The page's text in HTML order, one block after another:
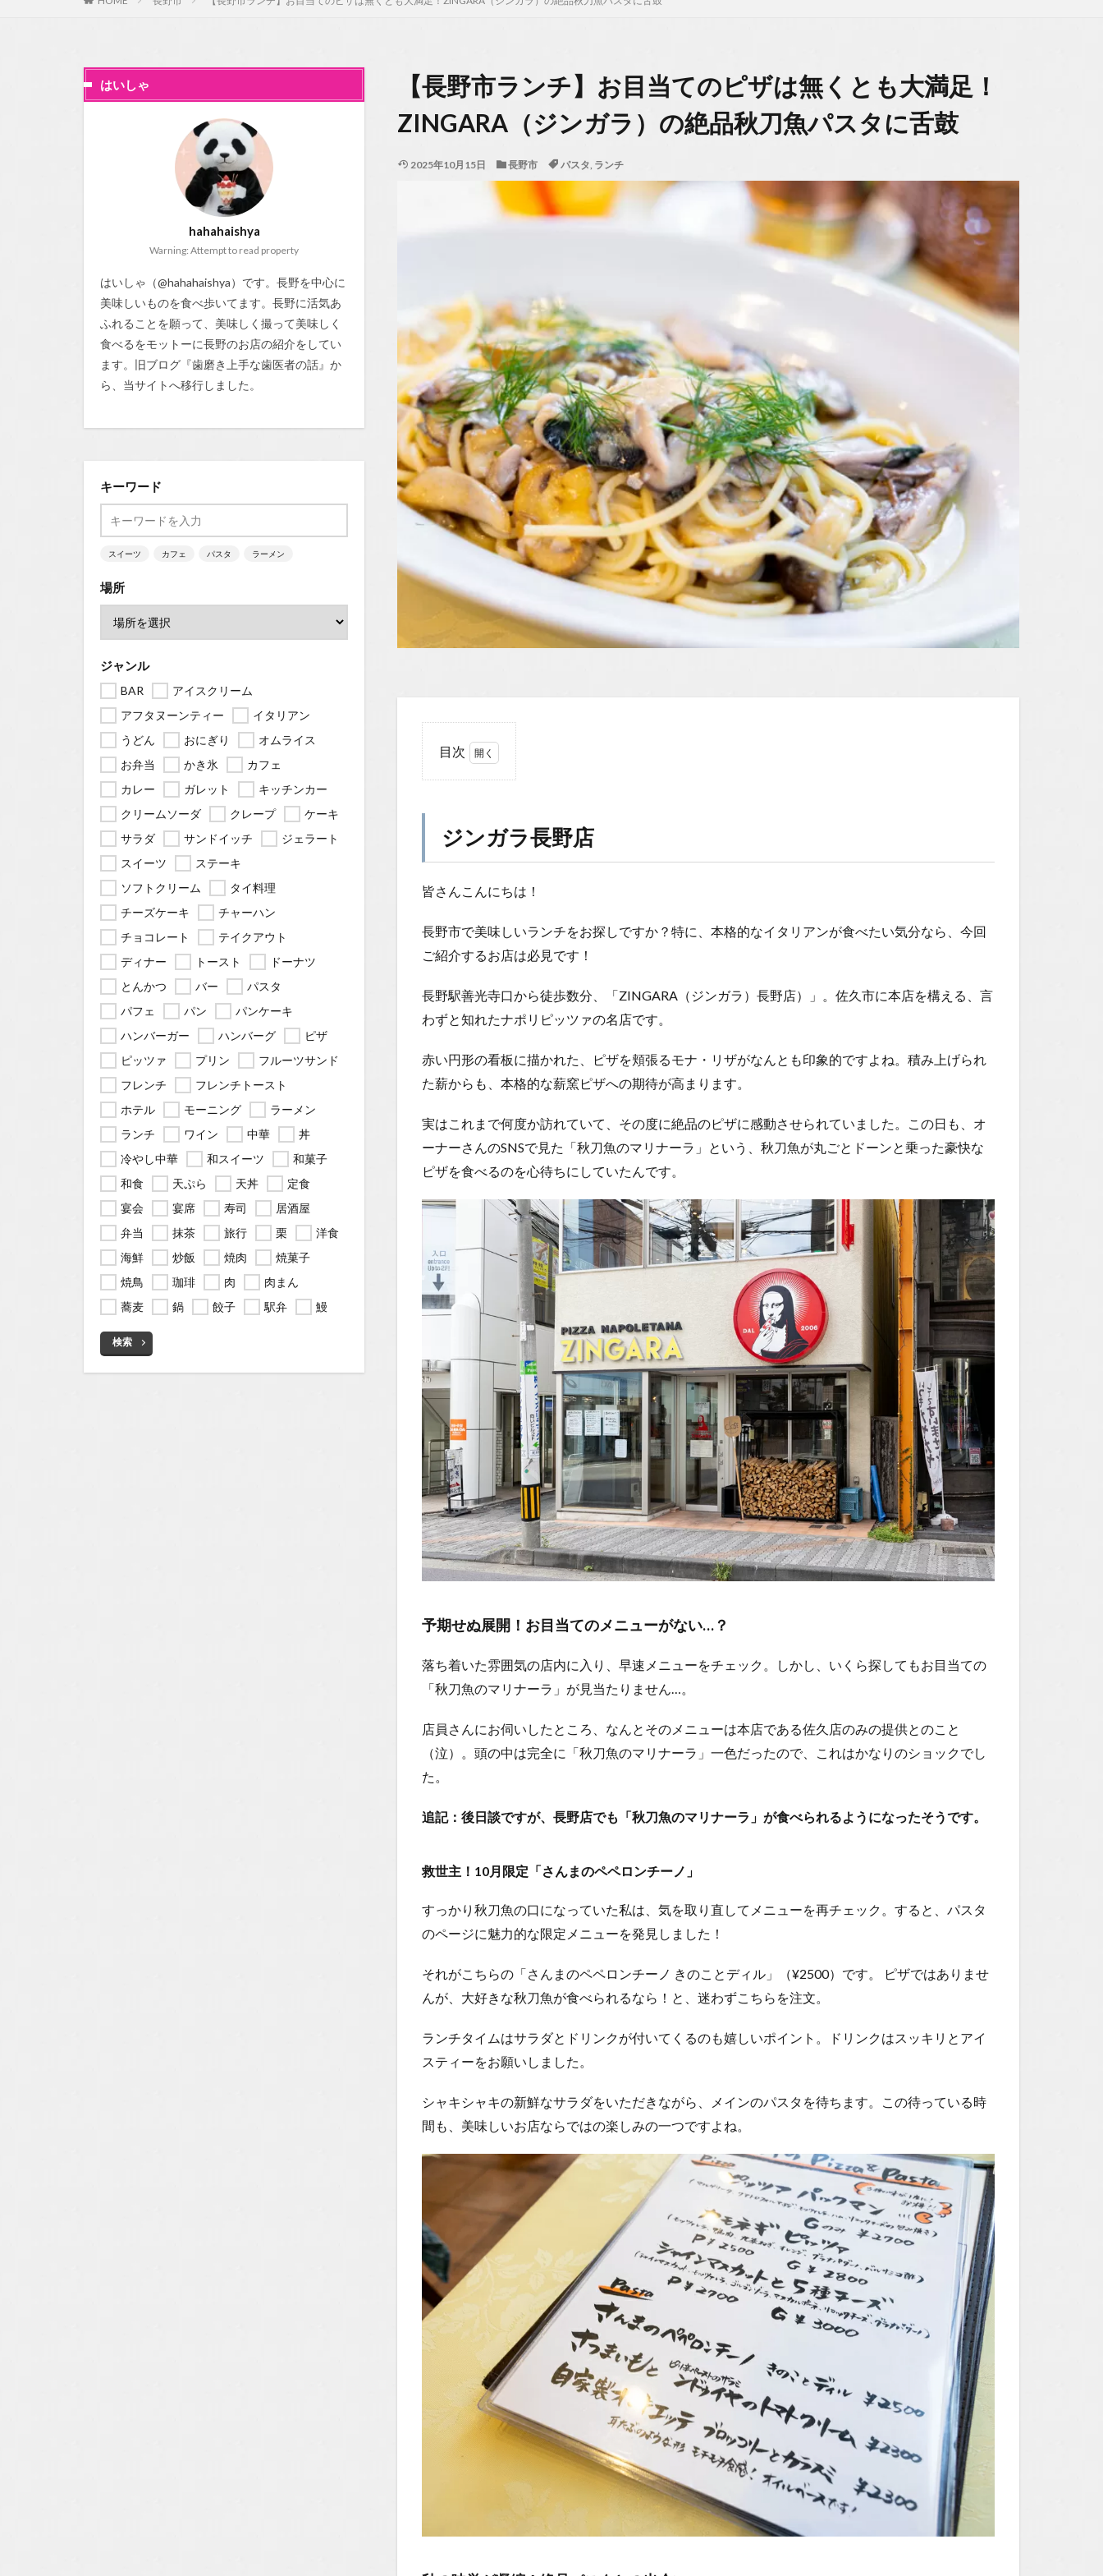
【長野市ランチ】お目当てのピザは無くとも大満足！
ZINGARA（ジンガラ）の絶品秋刀魚パスタに舌鼓
2025年10月15日 長野市 パスタ, ランチ
目次
ガ
ラ
長
店
1.0.1
ぬ展
目当て
のメニ
ューが
い…？
1.0.1.1
10月限定
「さんま
のペペロ
ンチー
ノ」
秋の味
品パス
タとの
1.0.3
ま
ザだけじ
ゃない！
ZINGARA
はパスタ
も最高で
1.1
場所
1.2
You
1.2.1
ゃの食
You
ャンネ
ル
ジンガラ長野店
皆さんこんにちは！
長野市で美味しいランチをお探しですか？特に、本格的なイタリアンが食べたい気分なら、今回
ご紹介するお店は必見です！
長野駅善光寺口から徒歩数分、「ZINGARA（ジンガラ）長野店）」。佐久市に本店を構える、言
わずと知れたナポリピッツァの名店です。
赤い円形の看板に描かれた、ピザを頬張るモナ・リザがなんとも印象的ですよね。積み上げられ
た薪からも、本格的な薪窯ピザへの期待が高まります。
実はこれまで何度か訪れていて、その度に絶品のピザに感動させられていました。この日も、オ
ーナーさんのSNSで見た「秋刀魚のマリナーラ」という、秋刀魚が丸ごとドーンと乗った豪快な
ピザを食べるのを心待ちにしていたんです。
予期せぬ展開！お目当てのメニューがない…？
落ち着いた雰囲気の店内に入り、早速メニューをチェック。しかし、いくら探してもお目当ての
「秋刀魚のマリナーラ」が見当たりません…。
店員さんにお伺いしたところ、なんとそのメニューは本店である佐久店のみの提供とのこと
（泣）。頭の中は完全に「秋刀魚のマリナーラ」一色だったので、これはかなりのショックでし
た。
追記：後日談ですが、長野店でも「秋刀魚のマリナーラ」が食べられるようになったそうです。
救世主！10月限定「さんまのペペロンチーノ」
すっかり秋刀魚の口になっていた私は、気を取り直してメニューを再チェック。すると、パスタ
のページに魅力的な限定メニューを発見しました！
それがこちらの「さんまのペペロンチーノ きのことディル」（¥2500）です。 ピザではありませ
んが、大好きな秋刀魚が食べられるなら！と、迷わずこちらを注文。
ランチタイムはサラダとドリンクが付いてくるのも嬉しいポイント。ドリンクはスッキリとアイ
スティーをお願いしました。
シャキシャキの新鮮なサラダをいただきながら、メインのパスタを待ちます。この待っている時
間も、美味しいお店ならではの楽しみの一つですよね。
はいしゃ
hahahaishya
Warning: Attempt to read property
はいしゃ（@hahahaishya）です。長野を中心に
美味しいものを食べ歩いてます。長野に活気あ
ふれることを願って、美味しく撮って美味しく
食べるをモットーに長野のお店の紹介をしてい
ます。旧ブログ『歯磨き上手な歯医者の話』か
ら、当サイトへ移行しました。
キーワード
スイーツ カフェ パスタ ラーメン
場所
ジャンル
BAR
アイスクリーム
アフタヌーンティー
イタリアン
うどん
おにぎり
オムライス
お弁当
かき氷
カフェ
カレー
ガレット
キッチンカー
クリームソーダ
クレープ
ケーキ
サラダ
サンドイッチ
ジェラート
スイーツ
ステーキ
ソフトクリーム
タイ料理
チーズケーキ
チャーハン
チョコレート
テイクアウト
ディナー
トースト
ドーナツ
とんかつ
バー
パスタ
パフェ
パン
パンケーキ
ハンバーガー
ハンバーグ
ピザ
ピッツァ
プリン
フルーツサンド
フレンチ
フレンチトースト
ホテル
モーニング
ラーメン
ランチ
ワイン 中華
丼
冷やし中華
和スイーツ
和菓子
和食
天ぷら 天丼
定食
宴会
宴席 寿司
居酒屋
弁当
抹茶 旅行 栗
洋食
海鮮
炒飯 焼肉
焼菓子
焼鳥
珈琲 肉
肉まん
蕎麦
鍋 餃子 駅弁 鰻
検索